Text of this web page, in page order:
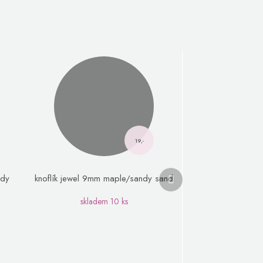
19,-
knoflík jewel 9mm maple/sandy sand
skladem 10 ks
Další
produkt